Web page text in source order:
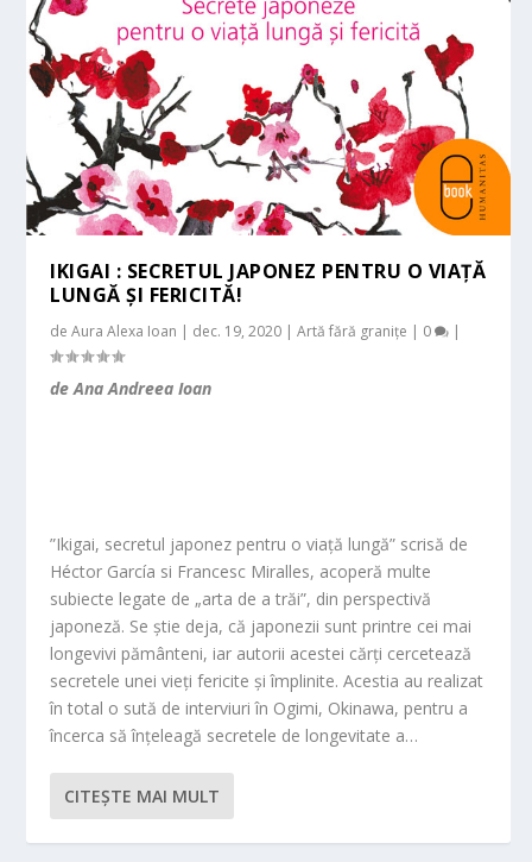
IKIGAI : SECRETUL JAPONEZ PENTRU O VIAȚĂ
LUNGĂ ȘI FERICITĂ!
deAura Alexa Ioan | dec. 19, 2020 |Artă fără granițe | 0 |
de Ana Andreea Ioan
”Ikigai, secretul japonez pentru o viață lungă” scrisă de
Héctor García si Francesc Miralles, acoperă multe
subiecte legate de „arta de a trăi”, din perspectivă
japoneză. Se știe deja, că japonezii sunt printre cei mai
longevivi pământeni, iar autorii acestei cărți cercetează
secretele unei vieți fericite și împlinite. Acestia au realizat
în total o sută de interviuri în Ogimi, Okinawa, pentru a
încerca să înțeleagă secretele de longevitate a…
CITEŞTE MAI MULT